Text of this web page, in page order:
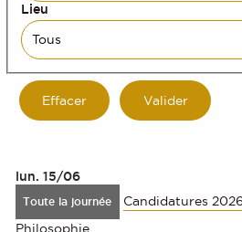
Lieu
lun. 15/06
Toute la journée
Candidatures
Philosophie